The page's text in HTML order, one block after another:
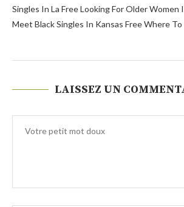
Singles In La Free Looking For Older Women
Meet Black Singles In Kansas Free Where
LAISSEZ UN